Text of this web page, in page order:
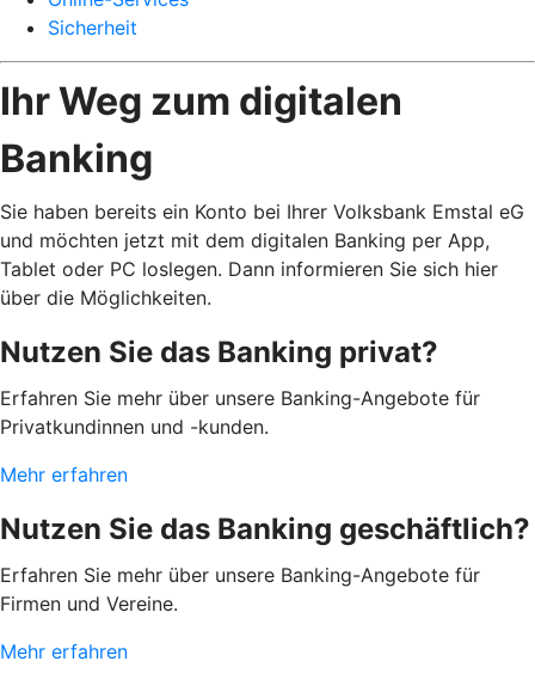
Sicherheit
Ihr Weg zum digitalen
Banking
Sie haben bereits ein Konto bei Ihrer Volksbank Emstal eG
und möchten jetzt mit dem digitalen Banking per App,
Tablet oder PC loslegen. Dann informieren Sie sich hier
über die Möglichkeiten.
Nutzen Sie das Banking privat?
Erfahren Sie mehr über unsere Banking-Angebote für
Privatkundinnen und -kunden.
Mehr erfahren
Nutzen Sie das Banking geschäftlich?
Erfahren Sie mehr über unsere Banking-Angebote für
Firmen und Vereine.
Mehr erfahren